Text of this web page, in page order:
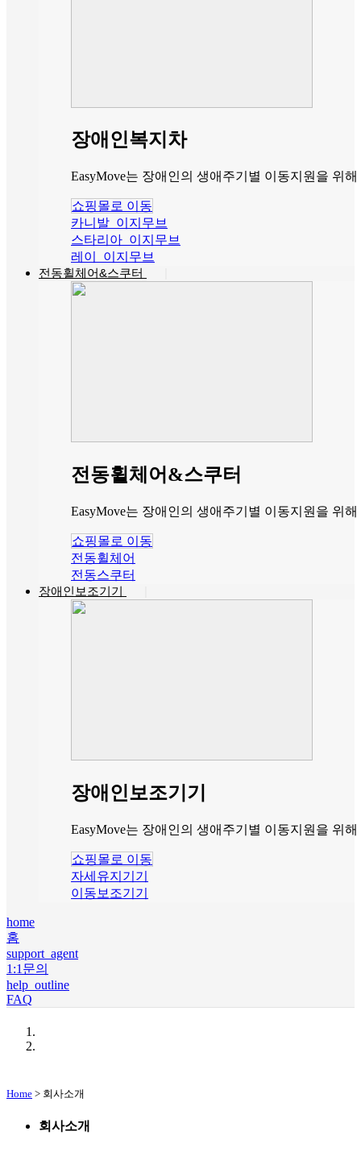
장애인복지차
EasyMove는 장애인의 생애주기별 이동지원을 위
쇼핑몰로 이동
카니발_이지무브
스타리아_이지무브
레이_이지무브
전동휠체어&스쿠터
전동휠체어&스쿠터
EasyMove는 장애인의 생애주기별 이동지원을 위
쇼핑몰로 이동
전동휠체어
전동스쿠터
장애인보조기기
장애인보조기기
EasyMove는 장애인의 생애주기별 이동지원을 위
쇼핑몰로 이동
자세유지기기
이동보조기기
home
홈
support_agent
1:1문의
help_outline
FAQ
Home > 회사소개
회사소개